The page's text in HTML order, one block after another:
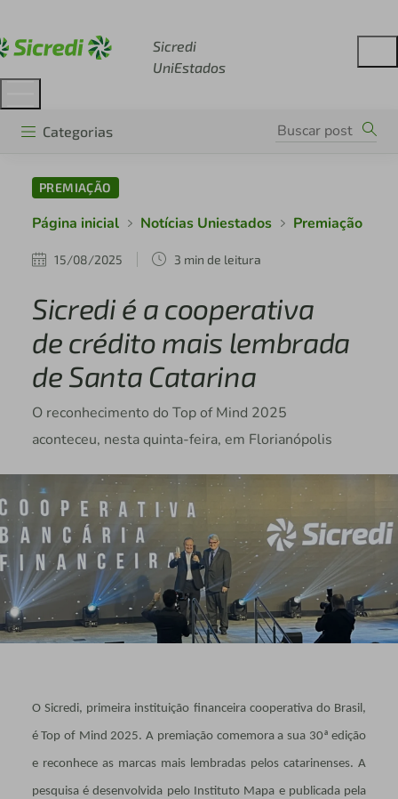
Sicredi
UniEstados
Categorias
PREMIAÇÃO
Página inicial Notícias Uniestados Premiação
15/08/2025 3 min de leitura
Sicredi é a cooperativa
de crédito mais lembrada
de Santa Catarina
O reconhecimento do Top of Mind 2025
aconteceu, nesta quinta-feira, em Florianópolis
O Sicredi, primeira instituição financeira cooperativa do Brasil,
é Top of Mind 2025. A premiação comemora a sua 30ª edição
e reconhece as marcas mais lembradas pelos catarinenses. A
pesquisa é desenvolvida pelo Instituto Mapa e publicada pela